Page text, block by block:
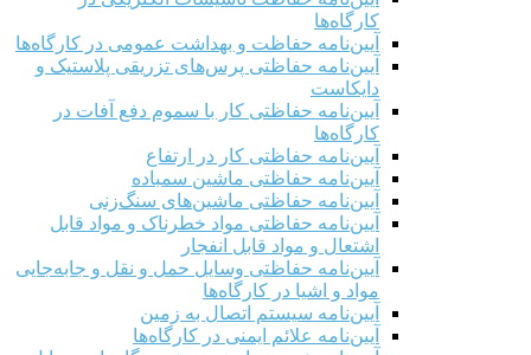
کارگاه‌ها
آیین‌نامه حفاظت و بهداشت عمومی در کارگاه‌ها
آیین‌نامه حفاظتی پرس‌های تزریقی پلاستیک و
دایکاست
آیین‌نامه حفاظتی کار با سموم دفع آفات در
کارگاه‌ها
آیین‌نامه حفاظتی کار در ارتفاع
آیین‌نامه حفاظتی ماشین سمباده
آیین‌نامه حفاظتی ماشین‌های سنگ‌زنی
آیین‌نامه حفاظتی مواد خطرناک و مواد قابل
اشتعال و مواد قابل انفجار
آیین‌نامه حفاظتی وسایل حمل و نقل و جابه‌جایی
مواد و اشیا در کارگاه‌ها
آیین‌نامه سیستم اتصال به زمین
آیین‌نامه علائم ایمنی در کارگاه‌ها